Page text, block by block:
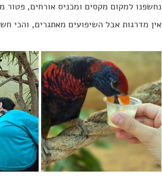
נחשפנו למקום מקסים ומכניס אורחים, פטור
אין מדרגות אבל השיפועים מאתגרים, והכי